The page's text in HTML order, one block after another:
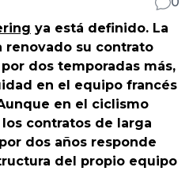
ya está definido. La
renovado su contrato
dos temporadas más,
en el equipo francés
en el ciclismo
contratos de larga
dos años responde
del propio equipo